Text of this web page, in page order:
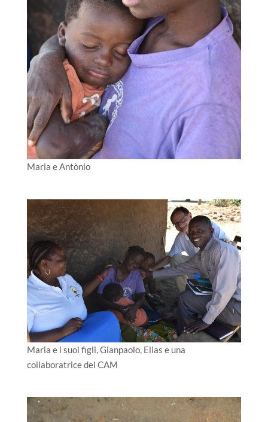
Maria e Antònio
Maria e i suoi figli, Gianpaolo, Elias e una
collaboratrice del CAM